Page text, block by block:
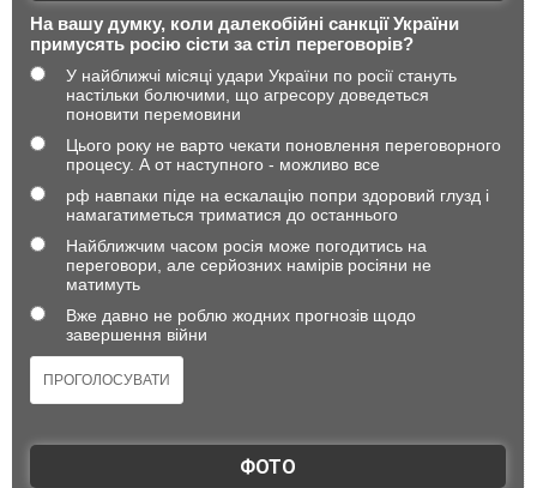
На вашу думку, коли далекобійні санкції України
примусять росію сісти за стіл переговорів?
У найближчі місяці удари України по росії стануть
настільки болючими, що агресору доведеться
поновити перемовини
Цього року не варто чекати поновлення переговорного
процесу. А от наступного - можливо все
рф навпаки піде на ескалацію попри здоровий глузд і
намагатиметься триматися до останнього
Найближчим часом росія може погодитись на
переговори, але серйозних намірів росіяни не
матимуть
Вже давно не роблю жодних прогнозів щодо
завершення війни
ФОТО